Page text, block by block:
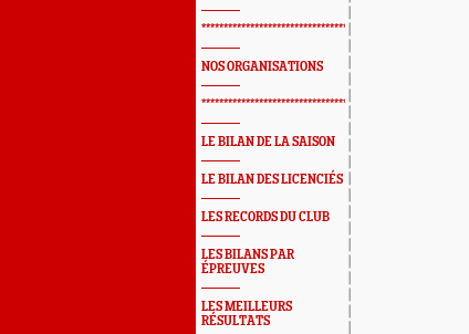
*************************************************
NOS ORGANISATIONS
*************************************************
LE BILAN DE LA SAISON
LE BILAN DES LICENCIÉS
LES RECORDS DU CLUB
LES BILANS PAR
ÉPREUVES
LES MEILLEURS
RÉSULTATS